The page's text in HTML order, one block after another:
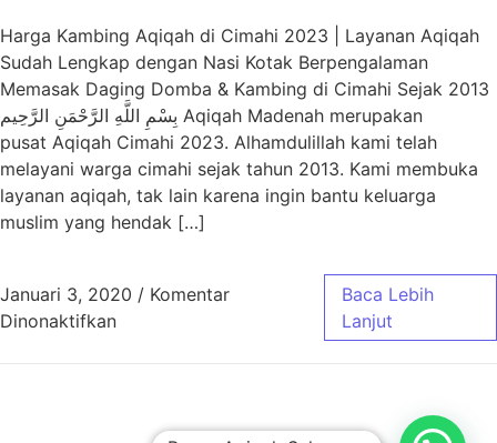
Harga Kambing Aqiqah di Cimahi 2023 | Layanan Aqiqah
Sudah Lengkap dengan Nasi Kotak Berpengalaman
Memasak Daging Domba & Kambing di Cimahi Sejak 2013
بِسْمِ اللَّهِ الرَّحْمَنِ الرَّحِيم Aqiqah Madenah merupakan
pusat Aqiqah Cimahi 2023. Alhamdulillah kami telah
melayani warga cimahi sejak tahun 2013. Kami membuka
layanan aqiqah, tak lain karena ingin bantu keluarga
muslim yang hendak […]
Januari 3, 2020 / Komentar
Dinonaktifkanpada Harga Paket Aqiqah Cimahi – Aqiqah
Baca Lebih
Lanjut